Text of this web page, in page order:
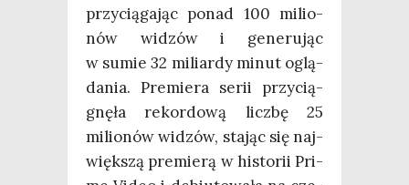
przy­cią­ga­jąc ponad 100 milio­
nów widzów i gene­ru­jąc
w sumie 32 miliar­dy minut oglą­
da­nia. Pre­mie­ra serii przy­cią­
gnę­ła rekor­do­wą licz­bę 25
milio­nów widzów, sta­jąc się naj­
więk­szą pre­mie­rą w histo­rii Pri­